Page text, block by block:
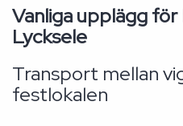
Vanliga upplägg
Lycksele
Transport mellan
festlokalen